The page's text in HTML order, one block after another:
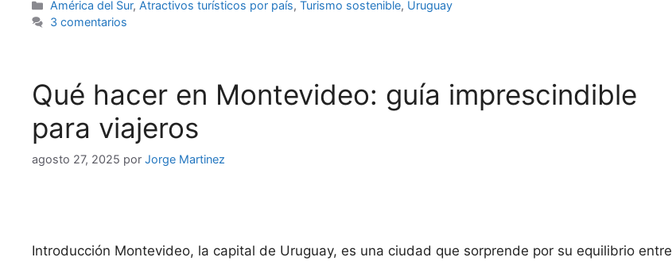
Categorías
América del Sur,Atractivos turísticos por país,Turismo sostenible, Uruguay
3 comentarios
Qué hacer en Montevideo: guía imprescindible
para viajeros
agosto 27, 2025 por Jorge Martinez
Introducción Montevideo, la capital de Uruguay, es una ciudad que sorprende por su equilibrio entre